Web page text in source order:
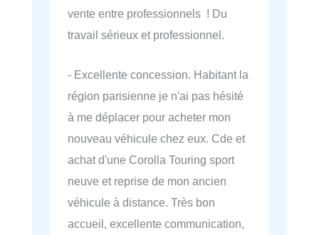
vente entre professionnels ! Du
travail sérieux et professionnel.
- Excellente concession. Habitant la
région parisienne je n'ai pas hésité
à me déplacer pour acheter mon
nouveau véhicule chez eux. Cde et
achat d'une Corolla Touring sport
neuve et reprise de mon ancien
véhicule à distance. Très bon
accueil, excellente communication,